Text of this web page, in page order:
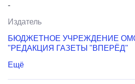
-
Издатель
БЮДЖЕТНОЕ УЧРЕЖДЕНИЕ
"РЕДАКЦИЯ ГАЗЕТЫ "ВПЕРЁД"
Ещё